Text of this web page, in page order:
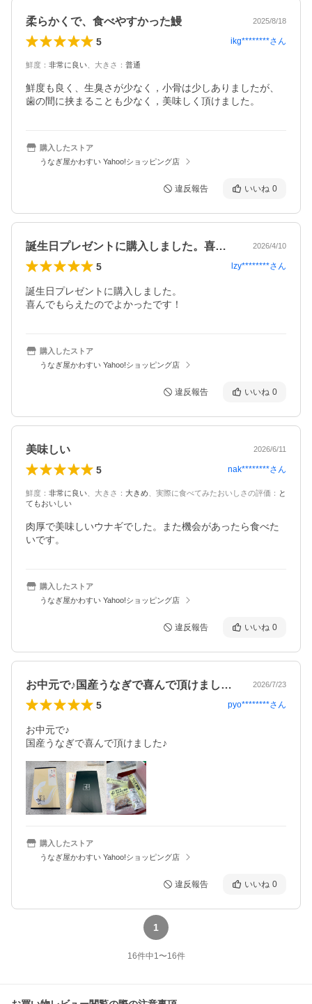
柔らかくで、食べやすかった鰻 2025/8/18
5 ikg********さん
鮮度 ： 非常に良い 大きさ ： 普通
鮮度も良く、生臭さが少なく，小骨は少しありましたが、
歯の間に挟まることも少なく，美味しく頂けました。
購入したストア
うなぎ屋かわすい Yahoo!ショッピング店
違反報告 いいね 0
誕生日プレゼントに購入しました。喜んで… 2026/4/10
5 lzy********さん
誕生日プレゼントに購入しました。
喜んでもらえたのでよかったです！
購入したストア
うなぎ屋かわすい Yahoo!ショッピング店
違反報告 いいね 0
美味しい 2026/6/11
5 nak********さん
鮮度 ： 非常に良い 大きさ ： 大きめ 実際に食べてみたおいしさの評価 ： と
てもおいしい
肉厚で美味しいウナギでした。また機会があったら食べた
いです。
購入したストア
うなぎ屋かわすい Yahoo!ショッピング店
違反報告 いいね 0
お中元で♪国産うなぎで喜んで頂けました… 2026/7/23
5 pyo********さん
お中元で♪
国産うなぎで喜んで頂けました♪
購入したストア
うなぎ屋かわすい Yahoo!ショッピング店
違反報告 いいね 0
1
16件中1〜16件